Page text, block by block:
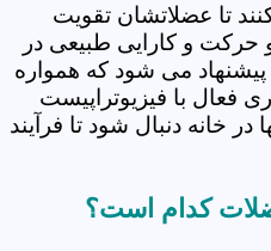
تا عضلاتشان تقویت
حرکت و کارایی طبیعی در
پیشنهاد می شود که همواره
فعال با فیزیوتراپیست
خانه دنبال شود تا فرآیند
کدام است؟